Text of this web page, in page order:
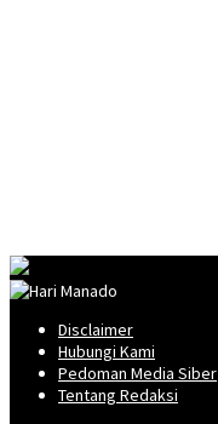
Disclaimer
Hubungi Kami
Pedoman Media Siber
Tentang Redaksi